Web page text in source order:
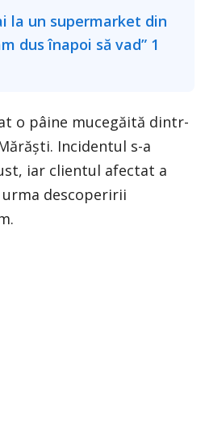
o pâine mucegăită dintr-
Incidentul s-a
iar clientul afectat a
descoperirii